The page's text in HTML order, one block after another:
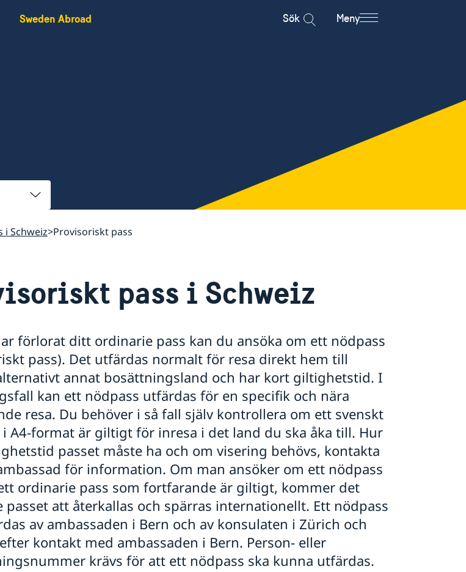
Sweden Abroad Sök Meny
i Schweiz Provisoriskt pass
pass i Schweiz
förlorat ditt ordinarie pass kan du ansöka om ett nödpass
pass). Det utfärdas normalt för resa direkt hem till
annat bosättningsland och har kort giltighetstid. I
kan ett nödpass utfärdas för en specifik och nära
resa. Du behöver i så fall själv kontrollera om ett svenskt
i A4-format är giltigt för inresa i det land du ska åka till. Hur
passet måste ha och om visering behövs, kontakta
för information. Om man ansöker om ett nödpass
ordinarie pass som fortfarande är giltigt, kommer det
passet att återkallas och spärras internationellt. Ett nödpass
av ambassaden i Bern och av konsulaten i Zürich och
kontakt med ambassaden i Bern. Person- eller
krävs för att ett nödpass ska kunna utfärdas.